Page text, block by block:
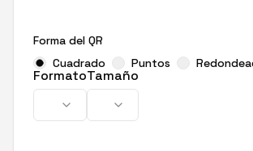
Forma del QR
Cuadrado
Puntos
FormatoTamaño